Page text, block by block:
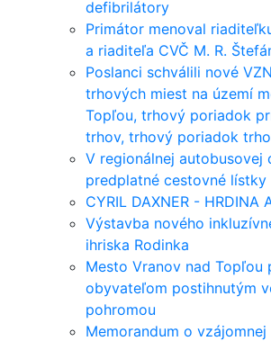
defibrilátory
Primátor menoval
a riaditeľa CVČ M. R.
Poslanci schválili nové
trhových miest na území
Topľou, trhový poriadok
trhov, trhový poriadok
V regionálnej autobusovej
predplatné cestovné lístky
CYRIL DAXNER - HRDINA
Výstavba nového
ihriska Rodinka
Mesto Vranov nad Topľou
obyvateľom postihnutým
pohromou
Memorandum o